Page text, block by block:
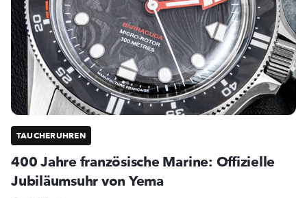
TAUCHERUHREN
400 Jahre französische Marine: Offizielle
Jubiläumsuhr von Yema